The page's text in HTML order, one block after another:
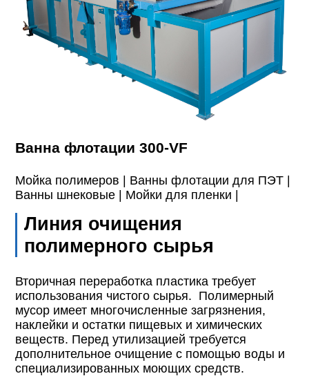
Ванна флотации 300-VF
Мойка полимеров | Ванны флотации для ПЭТ |
Ванны шнековые | Мойки для пленки |
Линия очищения
полимерного сырья
Вторичная переработка пластика требует
использования чистого сырья. Полимерный
мусор имеет многочисленные загрязнения,
наклейки и остатки пищевых и химических
веществ. Перед утилизацией требуется
дополнительное очищение с помощью воды и
специализированных моющих средств.